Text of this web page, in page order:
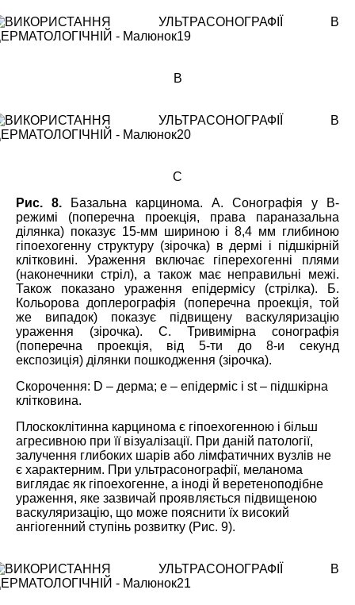
В
С
Рис. 8. Базальна карцинома. А. Сонографія у В-
режимі (поперечна проекція, права параназальна
ділянка) показує 15-мм шириною і 8,4 мм глибиною
гіпоехогенну структуру (зірочка) в дермі і підшкірній
клітковині. Ураження включає гіперехогенні плями
(наконечники стріл), а також має неправильні межі.
Також показано ураження епідермісу (стрілка). Б.
Кольорова доплерографія (поперечна проекція, той
же випадок) показує підвищену васкуляризацію
ураження (зірочка). С. Тривимірна сонографія
(поперечна проекція, від 5-ти до 8-и секунд
експозиція) ділянки пошкодження (зірочка).
Скорочення: D – дерма; е – епідерміс і st – підшкірна
клітковина.
Плоскоклітинна карцинома є гіпоехогенною і більш
агресивною при її візуалізації. При даній патології,
залучення глибоких шарів або лімфатичних вузлів не
є характерним. При ультрасонографії, меланома
виглядає як гіпоехогенне, а іноді й веретеноподібне
ураження, яке зазвичай проявляється підвищеною
васкуляризацію, що може пояснити їх високий
ангіогенний ступінь розвитку (Рис. 9).